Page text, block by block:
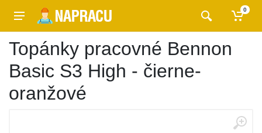
0
Topánky pracovné Bennon
Basic S3 High - čierne-
oranžové